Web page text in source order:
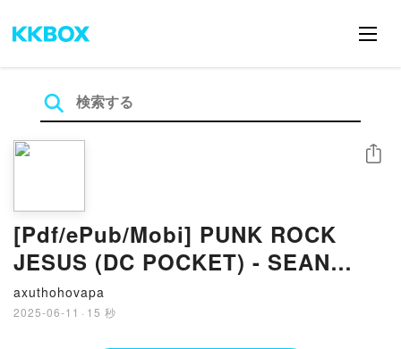
[Pdf/ePub/Mobi] PUNK ROCK
JESUS (DC POCKET) - SEAN
MURPHY descargar ebook gratis
axuthohovapa
2025-06-11 · 15 秒
シェア